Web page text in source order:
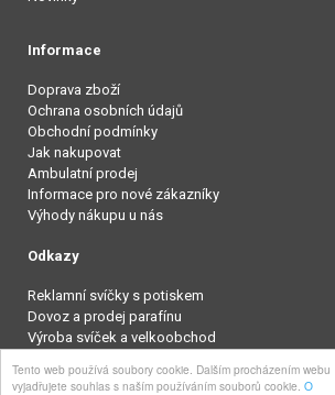
Tento web používá soubory cookie. Dalším procházením webu
vyjadřujete souhlas s naším používáním souborů cookie. O
Informace
Doprava zboží
Ochrana osobních údajů
Obchodní podmínky
Jak nakupovat
Ambulatní prodej
Informace pro nové zákazníky
Výhody nákupu u nás
Odkazy
Reklamní svíčky s potiskem
Dovoz a prodej parafínu
Výroba svíček a velkoobchod
Vypnout zobrazení pro mobily